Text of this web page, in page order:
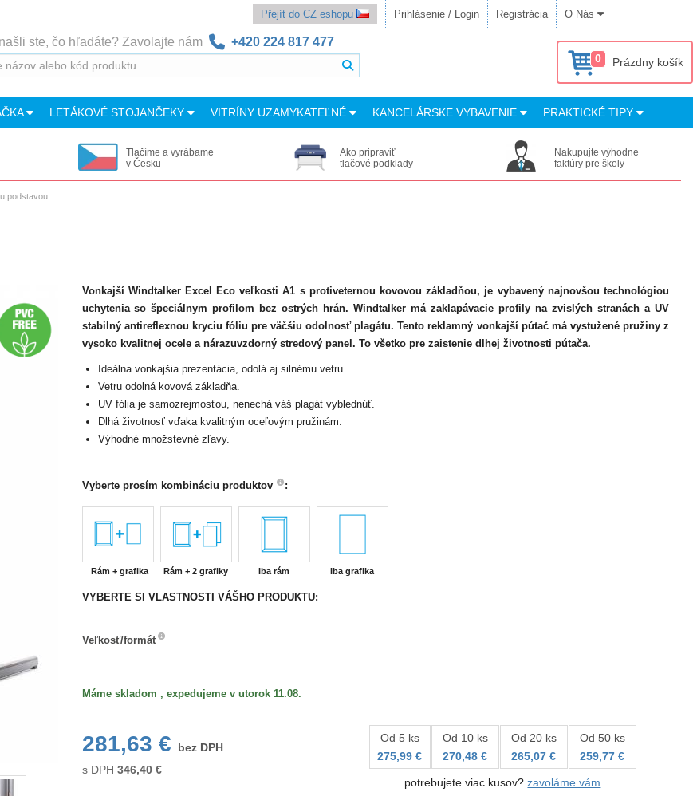
Přejít do CZ eshopu Prihlásenie / Login Registrácia O Nás
ste, čo hľadáte? Zavolajte nám +420 224 817 477
0 Prázdny košík
LETÁKOVÉ STOJANČEKY VITRÍNY UZAMYKATEĽNÉ KANCELÁRSKE VYBAVENIE PRAKTICKÉ TIPY
Tlačíme a vyrábame
v Česku
Ako pripraviť
tlačové podklady
Nakupujte výhodne
faktúry pre školy
podstavou
Vonkajší Windtalker Excel Eco veľkosti A1 s protiveternou kovovou základňou, je vybavený najnovšou technológiou
uchytenia so špeciálnym profilom bez ostrých hrán. Windtalker má zaklapávacie profily na zvislých stranách a UV
stabilný antireflexnou kryciu fóliu pre väčšiu odolnosť plagátu. Tento reklamný vonkajší pútač má vystužené pružiny z
vysoko kvalitnej ocele a nárazuvzdorný stredový panel. To všetko pre zaistenie dlhej životnosti pútača.
Ideálna vonkajšia prezentácia, odolá aj silnému vetru.
Vetru odolná kovová základňa.
UV fólia je samozrejmosťou, nenechá váš plagát vyblednúť.
Dlhá životnosť vďaka kvalitným oceľovým pružinám.
Výhodné množstevné zľavy.
Vyberte prosím kombináciu produktov :
Rám + grafika Rám + 2 grafiky Iba rám Iba grafika
VYBERTE SI VLASTNOSTI VÁŠHO PRODUKTU:
Veľkosť/formát
Máme skladom , expedujeme v utorok 11.08.
281,63 €
bez DPH
s DPH 346,40€
Od 5 ks
275,99 €
Od 10 ks
270,48 €
Od 20 ks
265,07 €
Od 50 ks
259,77 €
potrebujete viac kusov?zavoláme vám